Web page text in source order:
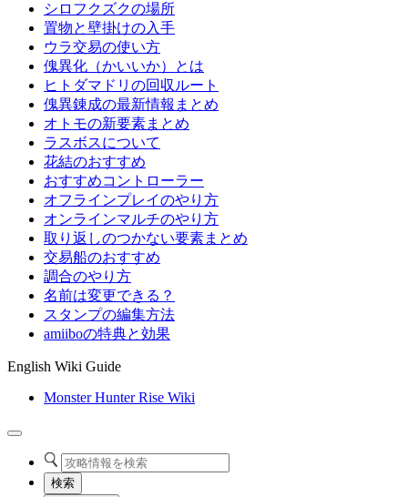
シロフクズクの場所
置物と壁掛けの入手
ウラ交易の使い方
傀異化（かいいか）とは
ヒトダマドリの回収ルート
傀異錬成の最新情報まとめ
オトモの新要素まとめ
ラスボスについて
花結のおすすめ
おすすめコントローラー
オフラインプレイのやり方
オンラインマルチのやり方
取り返しのつかない要素まとめ
交易船のおすすめ
調合のやり方
名前は変更できる？
スタンプの編集方法
amiiboの特典と効果
English Wiki Guide
Monster Hunter Rise Wiki
検索